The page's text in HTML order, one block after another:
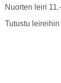
Nuorten leiri
Tutustu leireihin